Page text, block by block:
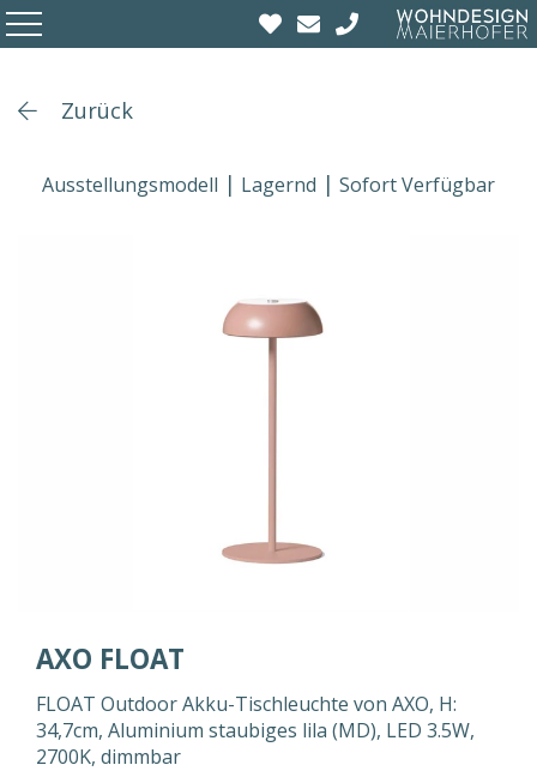
Zurück
Ausstellungsmodell Lagernd Sofort Verfügbar
AXO FLOAT
FLOAT Outdoor Akku-Tischleuchte von AXO, H:
34,7cm, Aluminium staubiges lila (MD), LED 3.5W,
2700K, dimmbar